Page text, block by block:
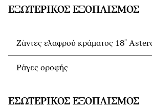
ΕΞΩΤΕΡΙΚΌΣ ΕΞΟΠΛΙΣΜΌΣ
Ζάντες ελαφρού κράματος 18"
Ράγες οροφής
ΕΣΩΤΕΡΙΚΌΣ ΕΞΟΠΛΙΣΜΌΣ